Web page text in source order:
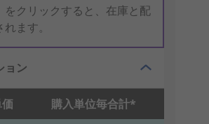
をクリックすると、在庫と配
ます。
ョン
購入単位毎合計*